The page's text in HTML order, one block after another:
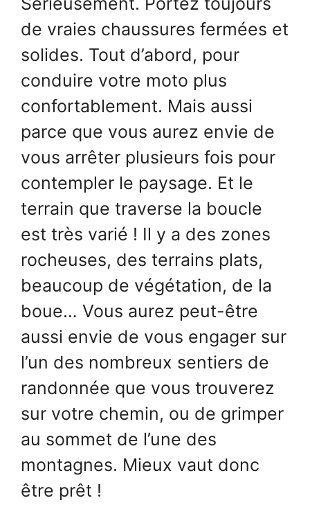
de vraies chaussures fermées et
solides. Tout d’abord, pour
conduire votre moto plus
confortablement. Mais aussi
parce que vous aurez envie de
vous arrêter plusieurs fois pour
contempler le paysage. Et le
terrain que traverse la boucle
est très varié ! Il y a des zones
rocheuses, des terrains plats,
beaucoup de végétation, de la
boue… Vous aurez peut-être
aussi envie de vous engager sur
l’un des nombreux sentiers de
randonnée que vous trouverez
sur votre chemin, ou de grimper
au sommet de l’une des
montagnes. Mieux vaut donc
être prêt !